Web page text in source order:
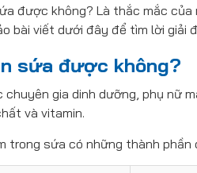
được không? Là thắc mắc của
bài viết dưới đây để tìm lời giải
sứa được không?
chuyên gia dinh dưỡng, phụ nữ
và vitamin.
trong sứa có những thành